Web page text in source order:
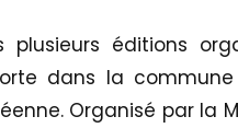
plusieurs éditions
dans la
Organisé par la